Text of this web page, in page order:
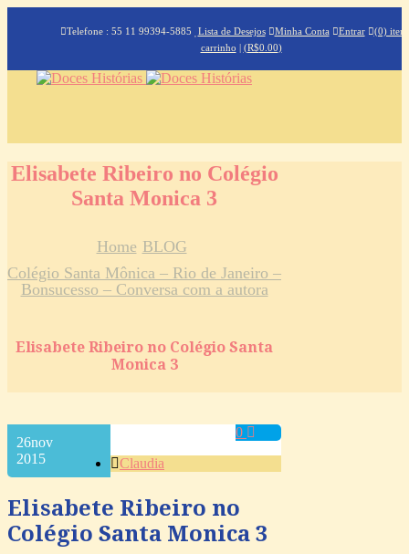
Telefone : 55 11 99394-5885 Lista de Desejos Minha Conta Entrar
(0)
carrinho | (R$0.00)
Elisabete Ribeiro no Colégio
Santa Monica 3
Home BLOG
Colégio Santa Mônica – Rio de Janeiro –
Bonsucesso – Conversa com a autora
Elisabete Ribeiro no Colégio Santa
Monica 3
26nov
2015
0
Elisabete Ribeiro no
Colégio Santa Monica 3
Claudia